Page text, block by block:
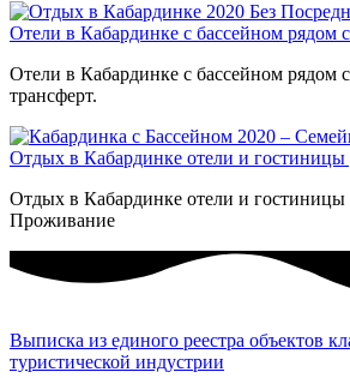
Отели в Кабардинке с бассейном рядом
Отели в Кабардинке с бассейном рядом
трансферт.
Отдых в Кабардинке отели и гостиницы
Отдых в Кабардинке отели и гостиницы
Проживание
Выписка из единого реестра объектов
туристической индустрии